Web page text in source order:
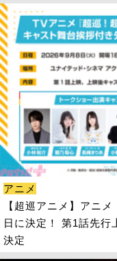
アニメ
【超巡アニメ】アニ
日に決定！ 第1話先行
決定